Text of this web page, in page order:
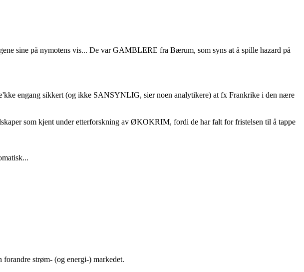
sine på nymotens vis... De var GAMBLERE fra Bærum, som syns at å spille hazard på
engang sikkert (og ikke SANSYNLIG, sier noen analytikere) at fx Frankrike i den nære
som kjent under etterforskning av ØKOKRIM, fordi de har falt for fristelsen til å tappe
strøm- (og energi-) markedet.